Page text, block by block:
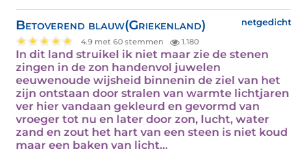
Betoverend blauw(Griekenland) netgedicht
4.9 met 60 stemmen 1.180
In dit land struikel ik niet maar zie de stenen
zingen in de zon handenvol juwelen
eeuwenoude wijsheid binnenin de ziel van het
zijn ontstaan door stralen van warmte lichtjaren
ver hier vandaan gekleurd en gevormd van
vroeger tot nu en later door zon, lucht, water
zand en zout het hart van een steen is niet koud
maar een baken van licht…